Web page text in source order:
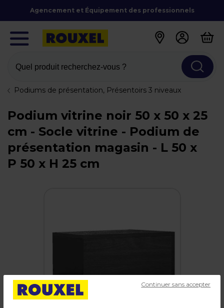
Agencement et Équipement des professionnels
Quel produit recherchez-vous ?
Podiums de présentation, Présentoirs 3 niveaux
Podium vitrine noir 50 x 50 x 25
cm - Socle vitrine - Podium de
présentation magasin - L 50 x
P 50 x H 25 cm
Continuer sans accepter